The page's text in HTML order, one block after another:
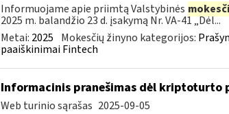
Informuojame apie priimtą Valstybinės
2025 m. balandžio 23 d. įsakymą Nr. VA-41 „Dėl...
Metai: 2025 Mokesčių žinyno kategorijos:
paaiškinimai Fintech
Informacinis pranešimas dėl kriptoturto
Web turinio sąrašas 2025-09-05